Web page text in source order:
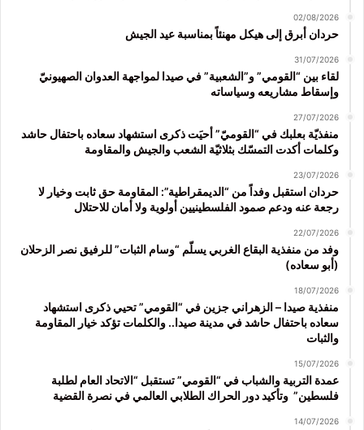
02/08/2026
حردان أبرق إلى هيكل مهنئاً بمناسبة عيد الجيش
31/07/2026
لقاء بين “القومي” و”الشعبية” في صيدا لمواجهة العدوان الصهيونيّ
وإسقاط مشاريعه وسياساته
27/07/2026
منفذيّة بعلبك في “القوميّ” أحيَت ذكرى استشهاد سعاده باحتفال حاشد
وكلمات أكدت التمسّك بثلاثيّة الشعب والجيش والمقاومة
23/07/2026
حردان استقبل وفداً من “الديمقراطية”: المقاومة حق ثابت وخيار لا
رجعة عنه ودعم صمود الفلسطينيين أولوية ولا أمان للاحتلال
22/07/2026
وفد من منفذية البقاع الغربي يسلّم “وسام الثبات” للرفيق نصر الزحلان
(أبو سعاده)
18/07/2026
منفذية صيدا – الزهراني جزين في “القومي” تحيي ذكرى استشهاد
سعاده باحتفال حاشد في مدينة صيدا.. والكلمات تؤكد خيار المقاومة
والثبات
15/07/2026
عمدة التربية والشباب في “القومي” تستقبل “الاتحاد العام لطلبة
فلسطين” وتأكيد دور الحراك الطلابي العالمي في نصرة القضية
14/07/2026